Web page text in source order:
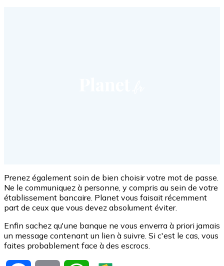
Prenez également soin de bien choisir votre mot de passe.
Ne le communiquez à personne, y compris au sein de votre
établissement bancaire. Planet vous faisait récemment
part de ceux que vous devez absolument éviter.
Enfin sachez qu'une banque ne vous enverra à priori jamais
un message contenant un lien à suivre. Si c'est le cas, vous
faites probablement face à des escrocs.